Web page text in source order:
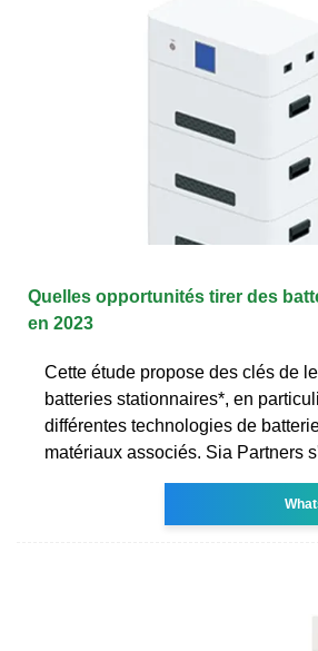
Quelles opportunités tirer des
en 2023
Cette étude propose des clés de
batteries stationnaires*, en
différentes technologies de
matériaux associés. Sia Partners